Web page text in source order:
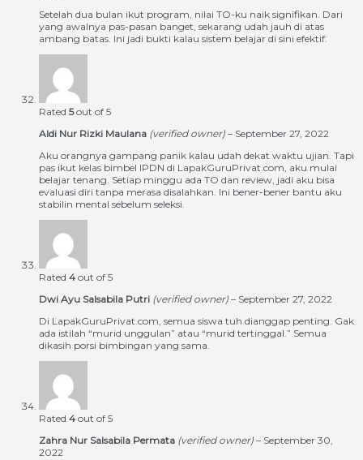
Setelah dua bulan ikut program, nilai TO-ku naik signifikan. Dari
yang awalnya pas-pasan banget, sekarang udah jauh di atas
ambang batas. Ini jadi bukti kalau sistem belajar di sini efektif.
Rated 5out of 5
Aldi Nur Rizki Maulana (verified owner) – September 27, 2022
Aku orangnya gampang panik kalau udah dekat waktu ujian. Tapi
pas ikut kelas bimbel IPDN di LapakGuruPrivat.com, aku mulai
belajar tenang. Setiap minggu ada TO dan review, jadi aku bisa
evaluasi diri tanpa merasa disalahkan. Ini bener-bener bantu aku
stabilin mental sebelum seleksi.
Rated 4 out of 5
Dwi Ayu Salsabila Putri (verified owner) – September 27, 2022
Di LapakGuruPrivat.com, semua siswa tuh dianggap penting. Gak
ada istilah “murid unggulan” atau “murid tertinggal.” Semua
dikasih porsi bimbingan yang sama.
Rated 4 out of 5
Zahra Nur Salsabila Permata (verified owner) – September 30,
2022